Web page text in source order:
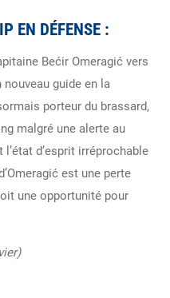
EN DÉFENSE :
Bećir Omeragić vers
nouveau guide en la
porteur du brassard,
malgré une alerte au
d’esprit irréprochable
est une perte
une opportunité pour